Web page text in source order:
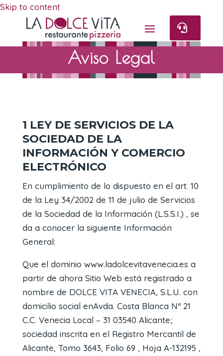
Skip to content

Aviso Legal
1 LEY DE SERVICIOS DE LA
SOCIEDAD DE LA
INFORMACIÓN Y COMERCIO
ELECTRÓNICO
En cumplimiento de lo dispuesto en el art. 10
de la Ley 34/2002 de 11 de julio de Servicios
de la Sociedad de la Información (L.S.S.I.) , se
da a conocer la siguiente Información
General:
Que el dominio www.ladolcevitavenecia.es a
partir de ahora Sitio Web está registrado a
nombre de DOLCE VITA VENECIA, S.L.U. con
domicilio social enAvda. Costa Blanca Nº 21
C.C. Venecia Local – 31 03540 Alicante;
sociedad inscrita en el Registro Mercantil de
Alicante, Tomo 3643, Folio 69 , Hoja A-132195 ,